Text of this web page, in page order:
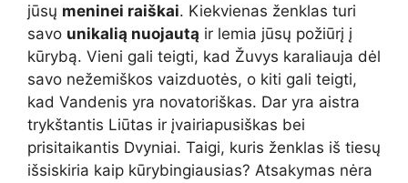
jūsų meninei raiškai. Kiekvienas ženklas turi
savo unikalią nuojautą ir lemia jūsų požiūrį į
kūrybą. Vieni gali teigti, kad Žuvys karaliauja dėl
savo nežemiškos vaizduotės, o kiti gali teigti,
kad Vandenis yra novatoriškas. Dar yra aistra
trykštantis Liūtas ir įvairiapusiškas bei
prisitaikantis Dvyniai. Taigi, kuris ženklas iš tiesų
išsiskiria kaip kūrybingiausias? Atsakymas nėra